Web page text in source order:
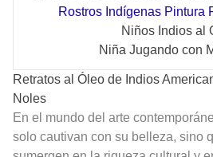
Rostros Indígenas Pintura
Niños Indios al
Niña Jugando con
Retratos al Óleo de Indios
Noles
En el mundo del arte
solo cautivan con su belleza, sino